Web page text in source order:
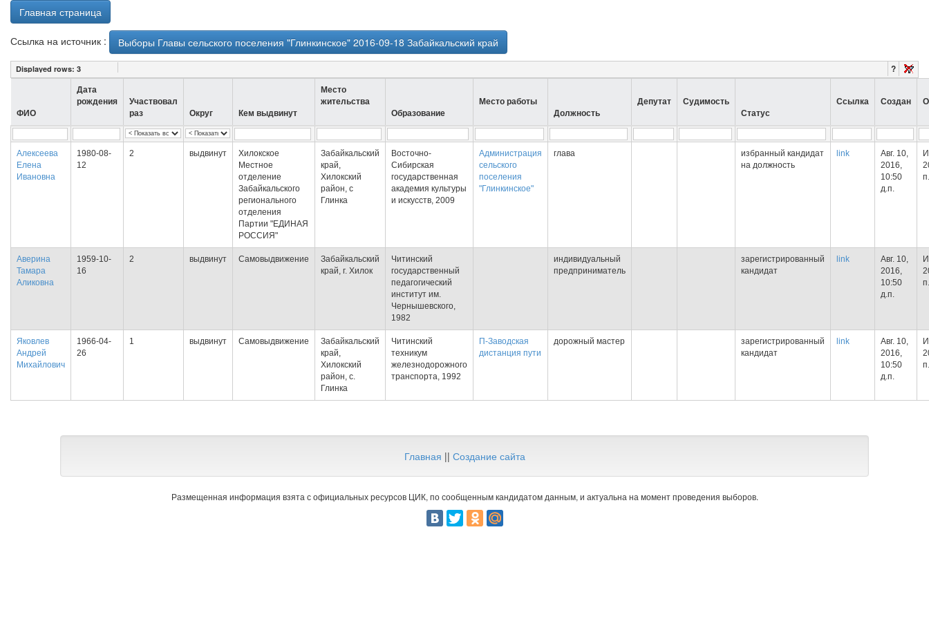
Главная страница
Ссылка на источник : Выборы Главы сельского поселения "Глинкинское" 2016-09-18 Забайкальский край
Displayed rows: 3 ?
ФИО
Дата
рождения
Участвовал
раз
Округ Кем выдвинут
Место
жительства
Образование
Место работы
Должность
Депутат
Судимость
Статус
Ссылка Создан
Алексеева
Елена
Ивановна
1980-08-
12
2 выдвинут
Хилокское
Местное
отделение
Забайкальского
регионального
отделения
Партии "ЕДИНАЯ
РОССИЯ"
Забайкальский
край,
Хилокский
район, с
Глинка
Восточно-
Сибирская
государственная
академия культуры
и искусств, 2009
Администрация
сельского
поселения
"Глинкинское"
глава
избранный кандидат
на должность
link
Авг. 10,
2016,
10:50
д.п.
Аверина
Тамара
Аликовна
1959-10-
16
2 выдвинут Самовыдвижение
Забайкальский
край, г. Хилок
Читинский
государственный
педагогический
институт им.
Чернышевского,
1982
индивидуальный
предприниматель
зарегистрированный
кандидат
link
Авг. 10,
2016,
10:50
д.п.
Яковлев
Андрей
Михайлович
1966-04-
26
1 выдвинут Самовыдвижение
Забайкальский
край,
Хилокский
район, с.
Глинка
Читинский
техникум
железнодорожного
транспорта, 1992
П-Заводская
дистанция пути
дорожный мастер
зарегистрированный
кандидат
link
Авг. 10,
2016,
10:50
д.п.
Главная || Создание сайта
Размещенная информация взята с официальных ресурсов ЦИК, по сообщенным кандидатом данным, и актуальна на момент проведения выборов.